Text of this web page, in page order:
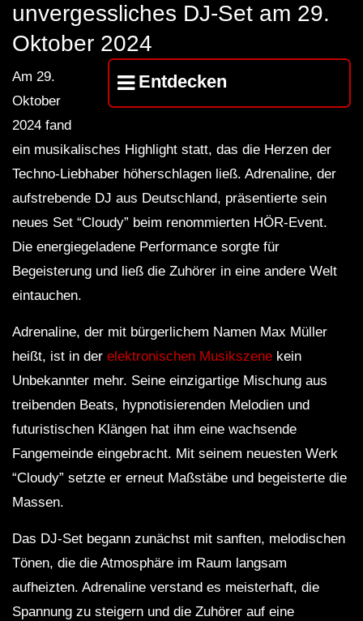
unvergessliches DJ-Set am 29.
Oktober 2024
Entdecken
Am 29.
Oktober
2024 fand
ein musikalisches Highlight statt, das die Herzen der
Techno-Liebhaber höherschlagen ließ. Adrenaline, der
aufstrebende DJ aus Deutschland, präsentierte sein
neues Set “Cloudy” beim renommierten HÖR-Event.
Die energiegeladene Performance sorgte für
Begeisterung und ließ die Zuhörer in eine andere Welt
eintauchen.
Adrenaline, der mit bürgerlichem Namen Max Müller
heißt, ist in der elektronischen Musikszene kein
Unbekannter mehr. Seine einzigartige Mischung aus
treibenden Beats, hypnotisierenden Melodien und
futuristischen Klängen hat ihm eine wachsende
Fangemeinde eingebracht. Mit seinem neuesten Werk
“Cloudy” setzte er erneut Maßstäbe und begeisterte die
Massen.
Das DJ-Set begann zunächst mit sanften, melodischen
Tönen, die die Atmosphäre im Raum langsam
aufheizten. Adrenaline verstand es meisterhaft, die
Spannung zu steigern und die Zuhörer auf eine